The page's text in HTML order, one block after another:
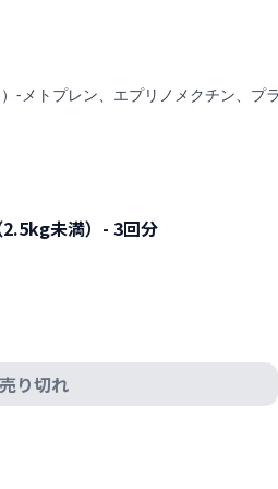
-メトプレン、エプリノメクチン、プ
未満）- 3回分
売り切れ